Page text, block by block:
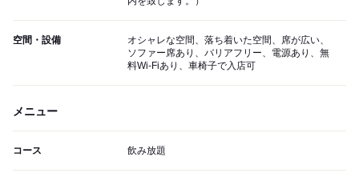
空間・設備
オシャレな空間、落ち着いた空間、席が広い、
ソファー席あり、バリアフリー、電源あり、無
料Wi-Fiあり、車椅子で入店可
メニュー
コース 飲み放題